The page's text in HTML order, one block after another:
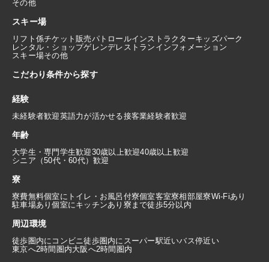
その他
スキー場
リフト係チケット販売パトロールインストラクターキッズパーク
レンタル・ショップゲレンデレストラン インフォメーション
スキー場その他
こだわり条件から探す
経験
未経験者歓迎英語力が活かせる接客業経験者歓迎
年齢
大学生・専門学生歓迎30歳以上歓迎40歳以上歓迎
シニア（50代・60代）歓迎
寮
寮費無料個室にトイレ・お風呂付寮個室客室寮相部屋寮Wi-Fiあり
駐車場あり個室にキッチンあり 寮まで徒歩5分以内
周辺環境
徒歩圏内にコンビニ徒歩圏内にスーパー駅近いバス停近い
東京へ2時間圏内大阪へ2時間圏内